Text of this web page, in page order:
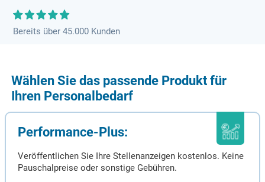
Bereits über 45.000 Kunden
Wählen Sie das passende Produkt für
Ihren Personalbedarf
Performance-Plus:
Veröffentlichen Sie Ihre Stellenanzeigen kostenlos. Keine
Pauschalpreise oder sonstige Gebühren.